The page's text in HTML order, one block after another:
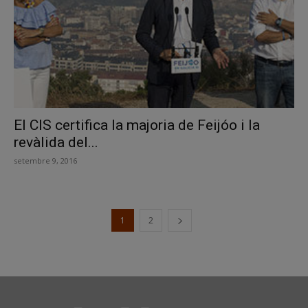
El CIS certifica la majoria de Feijóo i la
revàlida del...
setembre 9, 2016
1 2